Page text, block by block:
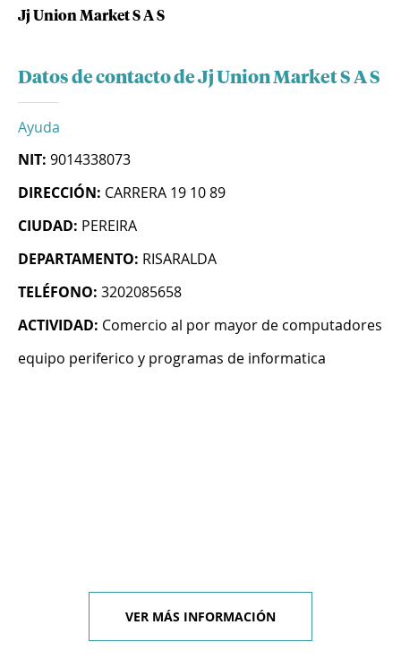
Jj Union Market S A S
Datos de contacto de Jj Union Market S A S
Ayuda
NIT: 9014338073
DIRECCIÓN: CARRERA 19 10 89
CIUDAD: PEREIRA
DEPARTAMENTO: RISARALDA
TELÉFONO: 3202085658
ACTIVIDAD: Comercio al por mayor de computadores
equipo periferico y programas de informatica
VER MÁS INFORMACIÓN